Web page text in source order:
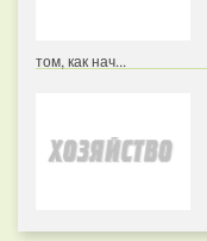
том, как нач...